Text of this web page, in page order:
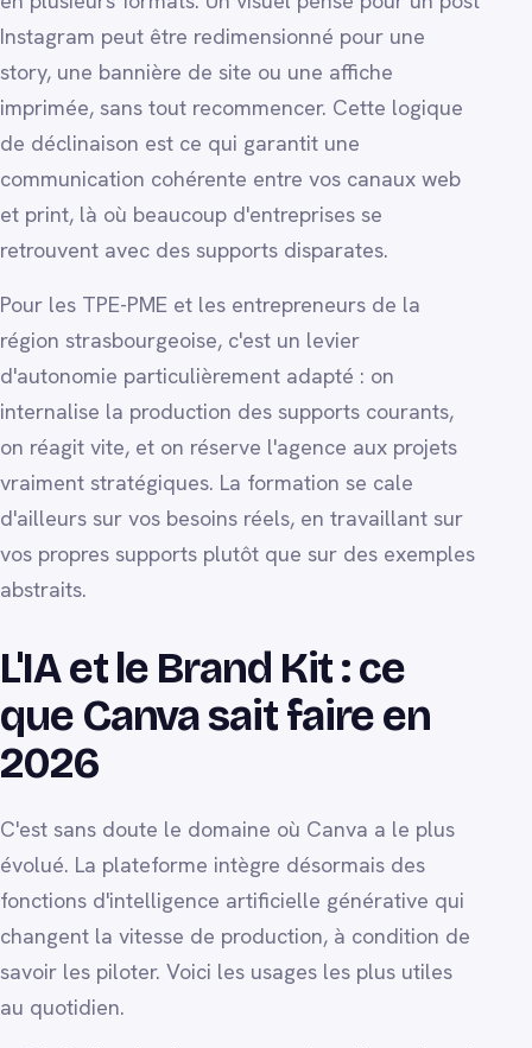
Instagram peut être redimensionné pour une
story, une bannière de site ou une affiche
imprimée, sans tout recommencer. Cette logique
de déclinaison est ce qui garantit une
communication cohérente entre vos canaux web
et print, là où beaucoup d'entreprises se
retrouvent avec des supports disparates.
Pour les TPE-PME et les entrepreneurs de la
région strasbourgeoise, c'est un levier
d'autonomie particulièrement adapté : on
internalise la production des supports courants,
on réagit vite, et on réserve l'agence aux projets
vraiment stratégiques. La formation se cale
d'ailleurs sur vos besoins réels, en travaillant sur
vos propres supports plutôt que sur des exemples
abstraits.
L'IA et le Brand Kit : ce
que Canva sait faire en
2026
C'est sans doute le domaine où Canva a le plus
évolué. La plateforme intègre désormais des
fonctions d'intelligence artificielle générative qui
changent la vitesse de production, à condition de
savoir les piloter. Voici les usages les plus utiles
au quotidien.